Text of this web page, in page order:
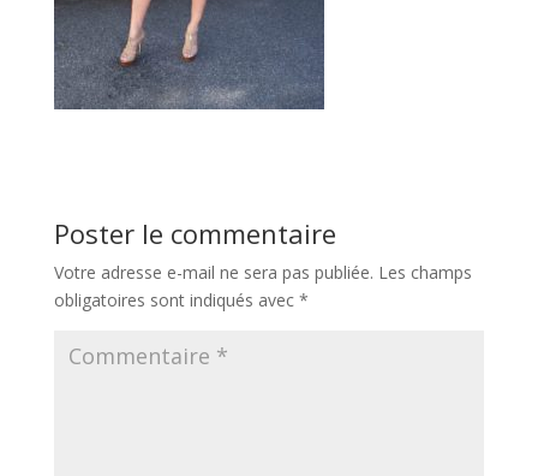
Poster le commentaire
Votre adresse e-mail ne sera pas publiée. Les champs
obligatoires sont indiqués avec *